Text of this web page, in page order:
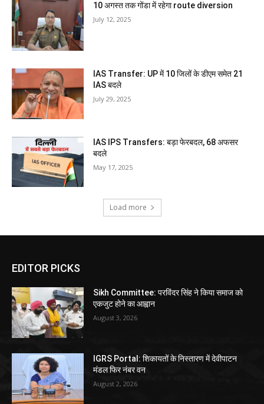
10 अगस्त तक गोंडा में रहेगा route diversion
July 12, 2025
IAS Transfer: UP में 10 जिलों के डीएम समेत 21
IAS बदले
July 29, 2025
IAS IPS Transfers: बड़ा फेरबदल, 68 अफसर
बदले
May 17, 2025
Load more
EDITOR PICKS
Sikh Committee: परविंदर सिंह ने किया समाज को
एकजुट होने का आह्वान
August 3, 2026
IGRS Portal: शिकायतों के निस्तारण में देवीपाटन
मंडल फिर नंबर वन
August 2, 2026